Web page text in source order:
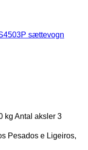
sættevogn
kg Antal aksler 3
Pesados e Ligeiros,